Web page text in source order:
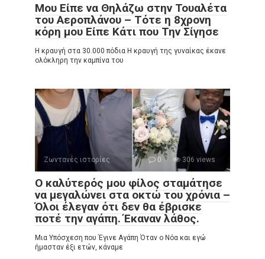
Μου Είπε να Θηλάζω στην Τουαλέτα
του Αεροπλάνου – Τότε η 8χρονη
κόρη μου Είπε Κάτι που Την Σίγησε
Η κραυγή στα 30.000 πόδια Η κραυγή της γυναίκας έκανε
ολόκληρη την καμπίνα του
Ζωντανές ιστορίες 0 306 views
Ο καλύτερός μου φίλος σταμάτησε
να μεγαλώνει στα οκτώ του χρόνια –
Όλοι έλεγαν ότι δεν θα έβρισκε
ποτέ την αγάπη. Έκαναν λάθος.
Μια Υπόσχεση που Έγινε Αγάπη Όταν ο Νόα και εγώ
ήμασταν έξι ετών, κάναμε